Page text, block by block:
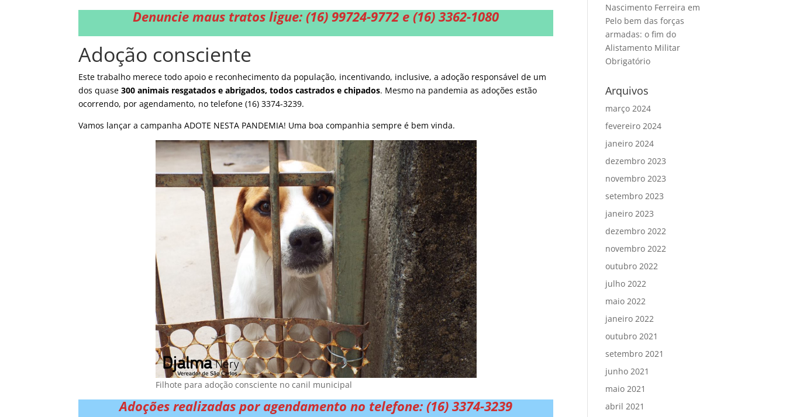
Denunciemaus tratos ligue: (16) 99724-9772 e (16) 3362-1080
Adoção consciente
Este trabalho merece todo apoio e reconhecimento da população, incentivando, inclusive, a adoção responsável de um
dos quase300 animais resgatados e abrigados, todos castrados e chipados. Mesmo na pandemia as adoções estão
ocorrendo, por agendamento, no telefone (16) 3374-3239.
Vamos lançar a campanha ADOTE NESTA PANDEMIA! Uma boa companhia sempre é bem vinda.
Filhote para adoção consciente no canil municipal
Adoções realizadas por agendamento no telefone: (16) 3374-3239
Nascimento Ferreira em
Pelo bem das forças
armadas: o fim do
Alistamento Militar
Obrigatório
Arquivos
março 2024
fevereiro 2024
janeiro 2024
dezembro 2023
novembro 2023
setembro 2023
janeiro 2023
dezembro 2022
novembro 2022
outubro 2022
julho 2022
maio 2022
janeiro 2022
outubro 2021
setembro 2021
junho 2021
maio 2021
abril 2021